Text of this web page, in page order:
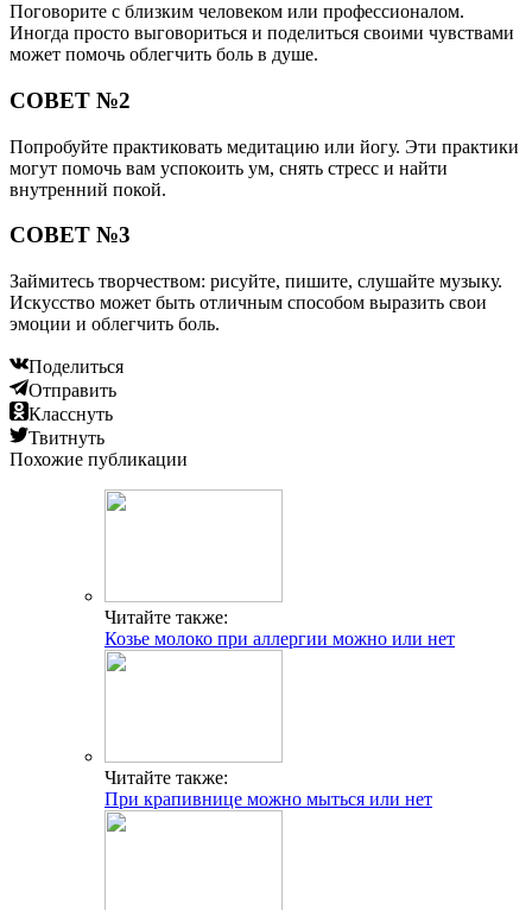
Поговорите с близким человеком или профессионалом.
Иногда просто выговориться и поделиться своими чувствами
может помочь облегчить боль в душе.
СОВЕТ №2
Попробуйте практиковать медитацию или йогу. Эти практики
могут помочь вам успокоить ум, снять стресс и найти
внутренний покой.
СОВЕТ №3
Займитесь творчеством: рисуйте, пишите, слушайте музыку.
Искусство может быть отличным способом выразить свои
эмоции и облегчить боль.
Поделиться
Отправить
Класснуть
Твитнуть
Похожие публикации
Читайте также:
Козье молоко при аллергии можно или нет
Читайте также:
При крапивнице можно мыться или нет